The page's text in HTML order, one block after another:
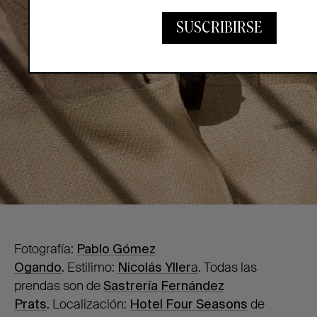
Fotografía: Pablo Gómez
Ogando. Estilimo: Nicolás Yllera. Todas las
prendas son deSastrería Fernández
Prats. Localización: Hotel Four Seasons de
SUSCRIBIRSE